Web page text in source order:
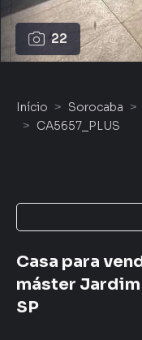
22
Início Sorocaba
CA5657_PLUS
Casa para
máster
SP